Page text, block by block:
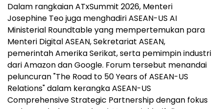
Dalam rangkaian ATxSummit 2026, Menteri
Josephine Teo juga menghadiri ASEAN-US AI
Ministerial Roundtable yang mempertemukan para
Menteri Digital ASEAN, Sekretariat ASEAN,
pemerintah Amerika Serikat, serta pemimpin industri
dari Amazon dan Google. Forum tersebut menandai
peluncuran "The Road to 50 Years of ASEAN-US
Relations" dalam kerangka ASEAN-US
Comprehensive Strategic Partnership dengan fokus